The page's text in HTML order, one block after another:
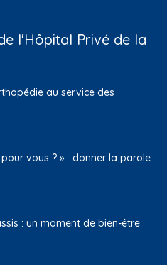
l'Hôpital Privé de la
au service des
vous ? » : donner la parole
: un moment de bien-être